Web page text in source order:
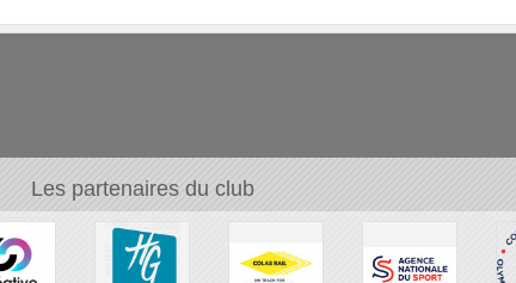
Les partenaires du club